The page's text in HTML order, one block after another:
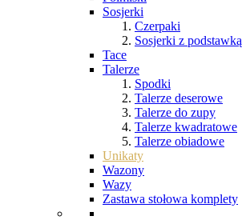
Sosjerki
Czerpaki
Sosjerki z podstawką
Tace
Talerze
Spodki
Talerze deserowe
Talerze do zupy
Talerze kwadratowe
Talerze obiadowe
Unikaty
Wazony
Wazy
Zastawa stołowa komplety